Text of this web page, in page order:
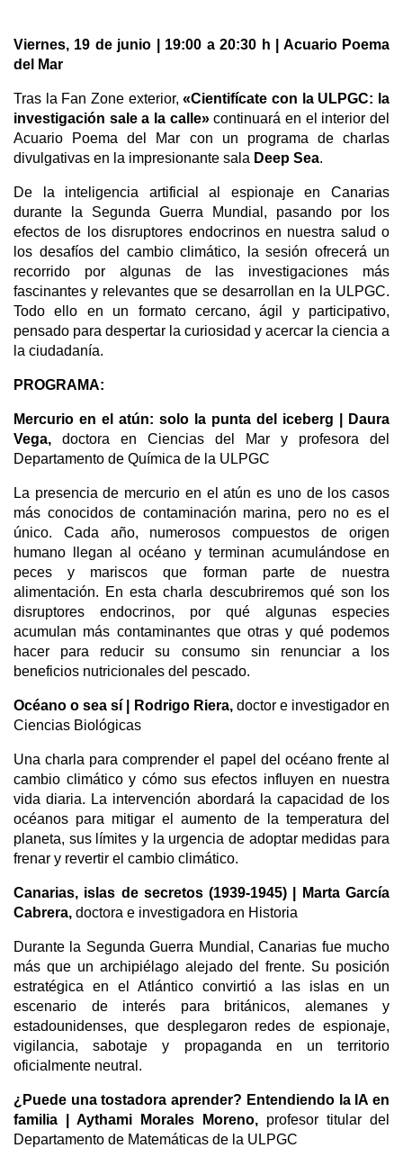
Viernes, 19 de junio | 19:00 a 20:30 h | Acuario Poema
del Mar
Tras la Fan Zone exterior, «Cientifícate con la ULPGC: la
investigación sale a la calle» continuará en el interior del
Acuario Poema del Mar con un programa de charlas
divulgativas en la impresionante sala Deep Sea.
De la inteligencia artificial al espionaje en Canarias
durante la Segunda Guerra Mundial, pasando por los
efectos de los disruptores endocrinos en nuestra salud o
los desafíos del cambio climático, la sesión ofrecerá un
recorrido por algunas de las investigaciones más
fascinantes y relevantes que se desarrollan en la ULPGC.
Todo ello en un formato cercano, ágil y participativo,
pensado para despertar la curiosidad y acercar la ciencia a
la ciudadanía.
PROGRAMA:
Mercurio en el atún: solo la punta del iceberg | Daura
Vega, doctora en Ciencias del Mar y profesora del
Departamento de Química de la ULPGC
La presencia de mercurio en el atún es uno de los casos
más conocidos de contaminación marina, pero no es el
único. Cada año, numerosos compuestos de origen
humano llegan al océano y terminan acumulándose en
peces y mariscos que forman parte de nuestra
alimentación. En esta charla descubriremos qué son los
disruptores endocrinos, por qué algunas especies
acumulan más contaminantes que otras y qué podemos
hacer para reducir su consumo sin renunciar a los
beneficios nutricionales del pescado.
Océano o sea sí | Rodrigo Riera, doctor e investigador en
Ciencias Biológicas
Una charla para comprender el papel del océano frente al
cambio climático y cómo sus efectos influyen en nuestra
vida diaria. La intervención abordará la capacidad de los
océanos para mitigar el aumento de la temperatura del
planeta, sus límites y la urgencia de adoptar medidas para
frenar y revertir el cambio climático.
Canarias, islas de secretos (1939-1945) | Marta García
Cabrera, doctora e investigadora en Historia
Durante la Segunda Guerra Mundial, Canarias fue mucho
más que un archipiélago alejado del frente. Su posición
estratégica en el Atlántico convirtió a las islas en un
escenario de interés para británicos, alemanes y
estadounidenses, que desplegaron redes de espionaje,
vigilancia, sabotaje y propaganda en un territorio
oficialmente neutral.
¿Puede una tostadora aprender? Entendiendo la IA en
familia | Aythami Morales Moreno, profesor titular del
Departamento de Matemáticas de la ULPGC